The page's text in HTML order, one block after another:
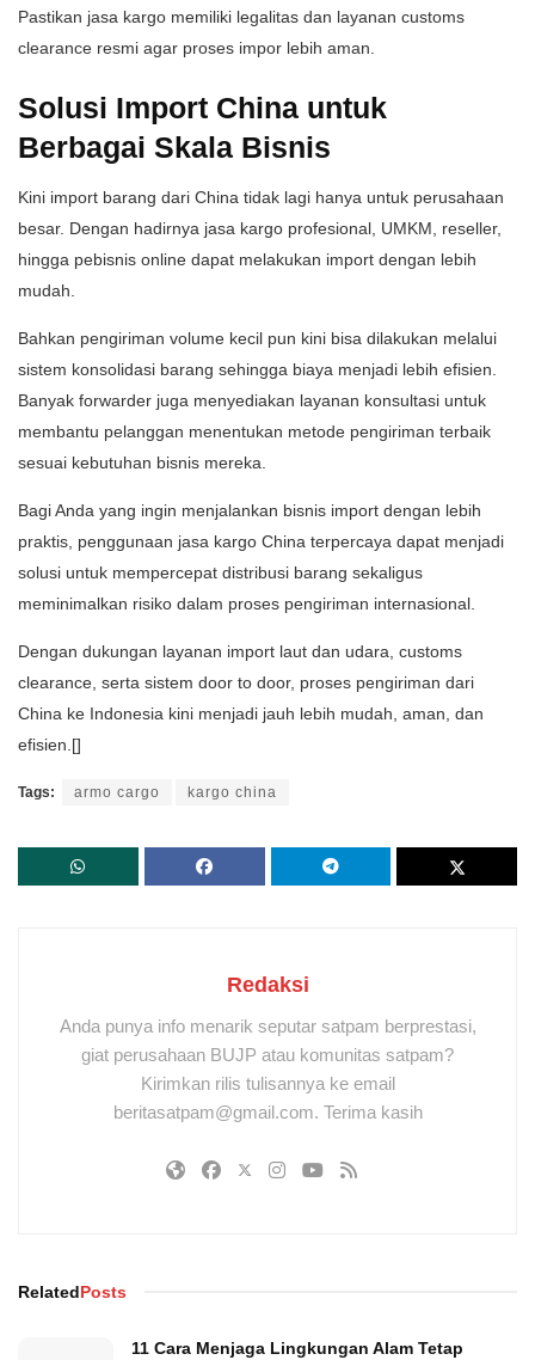
Pastikan jasa kargo memiliki legalitas dan layanan customs
clearance resmi agar proses impor lebih aman.
Solusi Import China untuk
Berbagai Skala Bisnis
Kini import barang dari China tidak lagi hanya untuk perusahaan
besar. Dengan hadirnya jasa kargo profesional, UMKM, reseller,
hingga pebisnis online dapat melakukan import dengan lebih
mudah.
Bahkan pengiriman volume kecil pun kini bisa dilakukan melalui
sistem konsolidasi barang sehingga biaya menjadi lebih efisien.
Banyak forwarder juga menyediakan layanan konsultasi untuk
membantu pelanggan menentukan metode pengiriman terbaik
sesuai kebutuhan bisnis mereka.
Bagi Anda yang ingin menjalankan bisnis import dengan lebih
praktis, penggunaan jasa kargo China terpercaya dapat menjadi
solusi untuk mempercepat distribusi barang sekaligus
meminimalkan risiko dalam proses pengiriman internasional.
Dengan dukungan layanan import laut dan udara, customs
clearance, serta sistem door to door, proses pengiriman dari
China ke Indonesia kini menjadi jauh lebih mudah, aman, dan
efisien.[]
Tags: armo cargo kargo china
Redaksi
Anda punya info menarik seputar satpam berprestasi,
giat perusahaan BUJP atau komunitas satpam?
Kirimkan rilis tulisannya ke email
beritasatpam@gmail.com. Terima kasih
RelatedPosts
11 Cara Menjaga Lingkungan Alam Tetap